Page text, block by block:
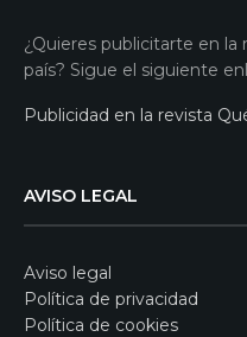
¿Quieres publicitarte en la
país? Sigue el siguiente
Publicidad en la revista
AVISO LEGAL
Aviso legal
Política de privacidad
Política de cookies